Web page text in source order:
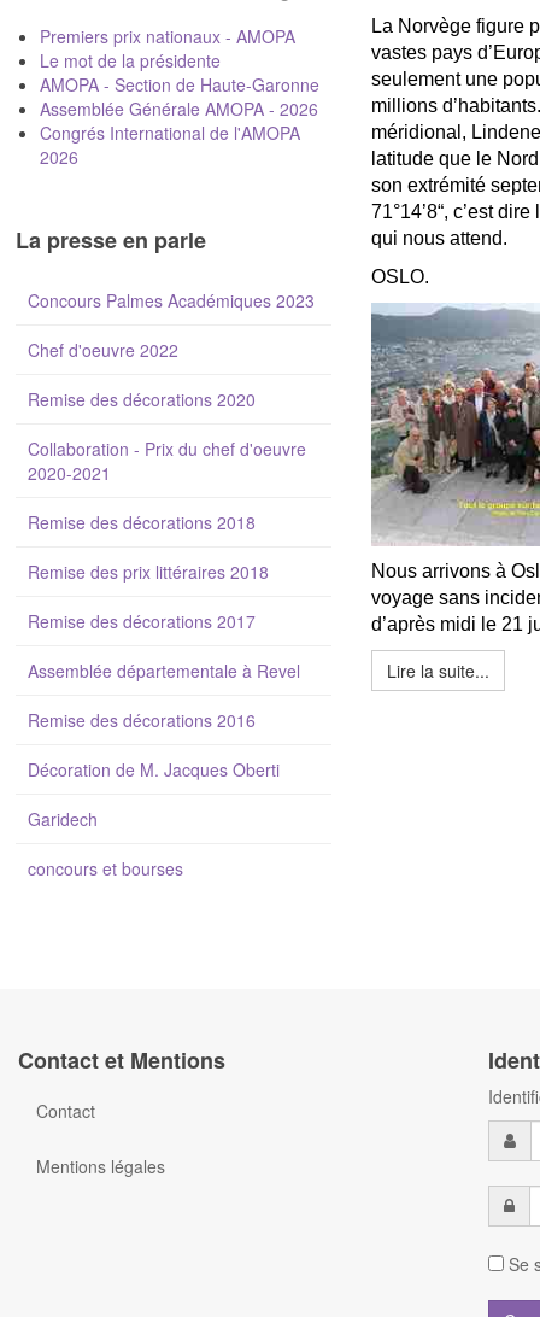
La Norvège figure
vastes pays
seulement une
millions
méridional,
latitude que le
son extrémité
71°14’8“, c’est
qui nous attend.
OSLO.
Nous arrivons à
voyage sans
d’après midi le 21
Lire la suite...
Premiers prix nationaux - AMOPA
Le mot de la présidente
AMOPA - Section de Haute-Garonne
Assemblée Générale AMOPA - 2026
Congrés International de l'AMOPA
2026
La presse en parle
Concours Palmes Académiques 2023
Chef d'oeuvre 2022
Remise des décorations 2020
Collaboration - Prix du chef d'oeuvre
2020-2021
Remise des décorations 2018
Remise des prix littéraires 2018
Remise des décorations 2017
Assemblée départementale à Revel
Remise des décorations 2016
Décoration de M. Jacques Oberti
Garidech
concours et bourses
Contact et Mentions
Contact
Mentions légales
Se